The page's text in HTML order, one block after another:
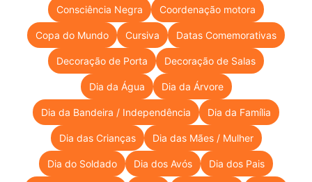
Consciência Negra Coordenação motora
Copa do Mundo Cursiva Datas Comemorativas
Decoração de Porta Decoração de Salas
Dia da Água Dia da Árvore
Dia da Bandeira / Independência Dia da Família
Dia das Crianças Dia das Mães / Mulher
Dia do Soldado Dia dos Avós Dia dos Pais